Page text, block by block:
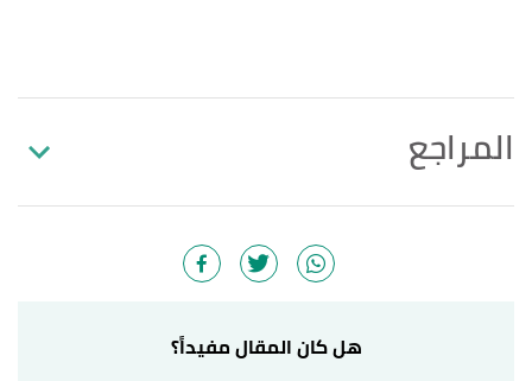
المراجع
25/6/2023. Edited.
Retrieved 25/6/2023. Edited.
هل كان المقال مفيداً؟